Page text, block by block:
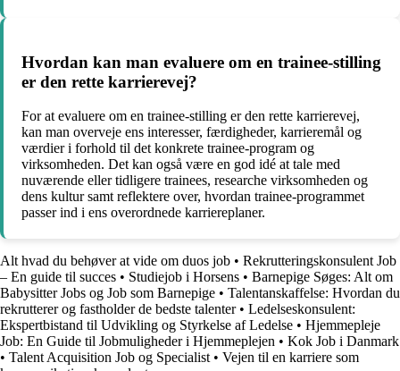
Hvordan kan man evaluere om en trainee-stilling
er den rette karrierevej?
For at evaluere om en trainee-stilling er den rette karrierevej,
kan man overveje ens interesser, færdigheder, karrieremål og
værdier i forhold til det konkrete trainee-program og
virksomheden. Det kan også være en god idé at tale med
nuværende eller tidligere trainees, researche virksomheden og
dens kultur samt reflektere over, hvordan trainee-programmet
passer ind i ens overordnede karriereplaner.
Alt hvad du behøver at vide om duos job • Rekrutteringskonsulent Job
– En guide til succes • Studiejob i Horsens • Barnepige Søges: Alt om
Babysitter Jobs og Job som Barnepige • Talentanskaffelse: Hvordan du
rekrutterer og fastholder de bedste talenter• Ledelseskonsulent:
Ekspertbistand til Udvikling og Styrkelse af Ledelse • Hjemmepleje
Job: En Guide til Jobmuligheder i Hjemmeplejen • Kok Job i Danmark
• Talent Acquisition Job og Specialist • Vejen til en karriere som